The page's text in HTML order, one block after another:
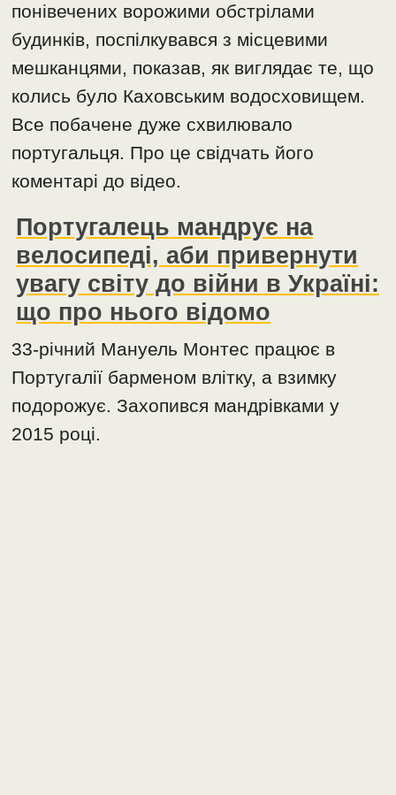
понівечених ворожими обстрілами
будинків, поспілкувався з місцевими
мешканцями, показав, як виглядає те, що
колись було Каховським водосховищем.
Все побачене дуже схвилювало
португальця. Про це свідчать його
коментарі до відео.
Португалець мандрує на
велосипеді, аби привернути
увагу світу до війни в Україні:
що про нього відомо
33-річний Мануель Монтес працює в
Португалії барменом влітку, а взимку
подорожує. Захопився мандрівками у
2015 році.